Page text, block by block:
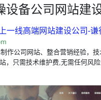
设备公司网站建
一线高端网站建设公司-谦
作公司网站、整合营销经验，
，只需技术维护费,无需任何风